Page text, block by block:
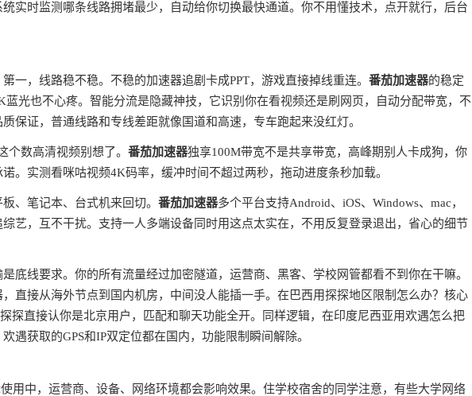
实时监测哪条线路拥堵最少，自动给你切换最快通道。你不用懂技术，点开就行，后台
一，线路稳不稳。不稳的加速器追剧卡成PPT，游戏直接掉线重连。 番茄加速器的稳定
光也不心疼。智能分流是隐藏神技，它识别你在看视频还是刷网页，自动分配带宽，不
保证，普通线路和专线差距就像国道和高速，专车跑起来没红灯。
个数高清视频别想了。 番茄加速器独享100M带宽不是共享带宽，高峰期别人卡成狗，你
。实测看咪咕视频4K码率，缓冲时间不超过两秒，拖动进度条秒加载。
、笔记本、台式机来回切。 番茄加速器多个平台支持Android、iOS、Windows、mac，
艺，互不干扰。支持一人多端设备同时用这点太实在，不用反复登录退出，省心的细节
底线要求。你的所有流量经过加密隧道，运营商、黑客、学校网管都看不到你在干嘛。
直接从海外节点到国内机房，中间没人能插一手。在巴西用探探地区限制怎么办？核心
探直接认你是北京用户，匹配和聊天功能全开。同样逻辑，在印度尼西亚用欢遇怎么把
遇获取的GPS和IP双定位都在国内，功能限制瞬间解除。
用中，运营商、设备、网络环境都会影响效果。住学校宿舍的同学注意，有些大学网络